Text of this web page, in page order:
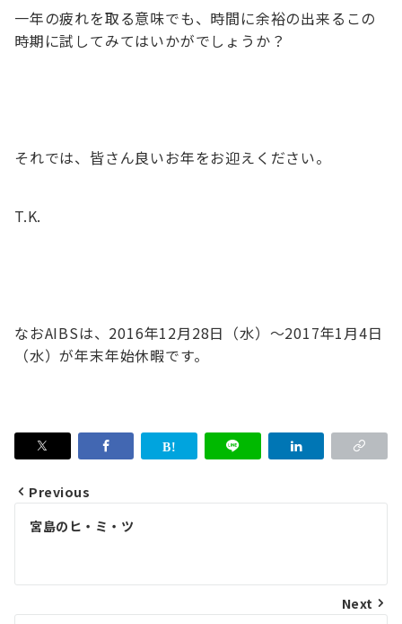
一年の疲れを取る意味でも、時間に余裕の出来るこの
時期に試してみてはいかがでしょうか？
それでは、皆さん良いお年をお迎えください。
T.K.
なおAIBSは、2016年12月28日（水）～2017年1月4日
（水）が年末年始休暇です。
投
ナ
ビ
Previous
宮島のヒ・ミ・ツ
Next